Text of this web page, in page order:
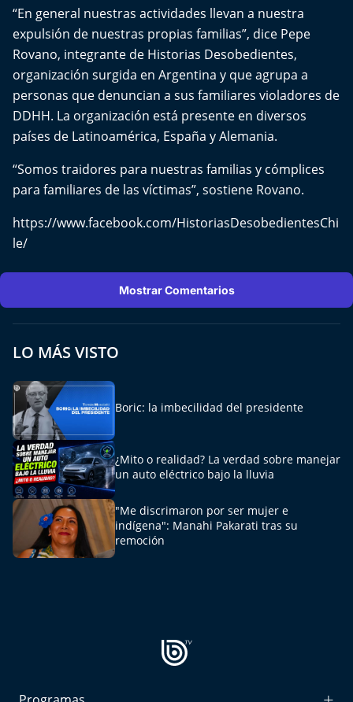
Deportes
Conexión Digital
La Ruta del Pulsar
Psicología Abierta
Impacto Tecnológico
Sesiones Dieciocheras
El Mejor País de Chile
Te invito a tomar once
Bío Bío en Ruta
Especiales
Chiche cuadra y su parrilla
Motorfem
“En general nuestras actividades llevan a nuestra
expulsión de nuestras propias familias”, dice Pepe
Rovano, integrante de Historias Desobedientes,
organización surgida en Argentina y que agrupa a
personas que denuncian a sus familiares violadores de
DDHH. La organización está presente en diversos
países de Latinoamérica, España y Alemania.
“Somos traidores para nuestras familias y cómplices
para familiares de las víctimas”, sostiene Rovano.
https://www.facebook.com/HistoriasDesobedientesChi
le/
Mostrar Comentarios
LO MÁS VISTO
Boric: la imbecilidad del presidente
¿Mito o realidad? La verdad sobre manejar
un auto eléctrico bajo la lluvia
"Me discrimaron por ser mujer e
indígena": Manahi Pakarati tras su
remoción